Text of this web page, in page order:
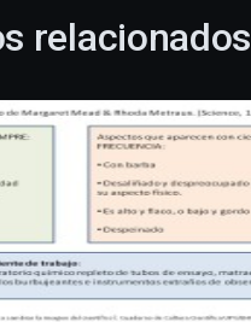
relacionados